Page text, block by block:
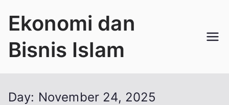
Ekonomi dan
Bisnis Islam
Day: November 24, 2025